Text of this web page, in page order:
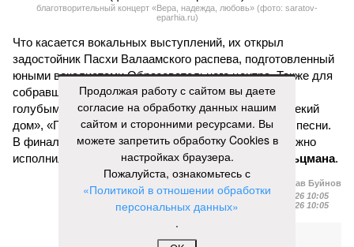
благотворительный концерт «Вера, надежда, любовь» (фото: saratov-
eparhia.ru)
Что касается вокальных выступлений, их открыл
задостойник Пасхи Валаамского распева, подготовленный
юными вокалистами Образовательного центра. Также для
собравшихся прозвучали композиции «Над небом
голубым», «За рекой», «Все зависит от Бога», «Далекий
дом», «Главное на свете – это наши дети» и другие песни.
В финальной части мероприятия все участники дружно
исполнили песню «Мир дому твоему»Оскара Фельцмана.
Вячеслав Буйнов
Опубликовано:17.05.2026 10:05
Отредактировано:
17.05.2026 10:05
Продолжая работу с сайтом вы даете
согласие на обработку данных нашим
сайтом и сторонними ресурсами. Вы
можете запретить обработку Cookies в
настройках браузера.
Пожалуйста, ознакомьтесь с
«Политикой в отношении обработки
персональных данных»
.